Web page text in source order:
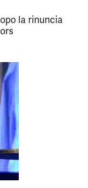
la rinuncia